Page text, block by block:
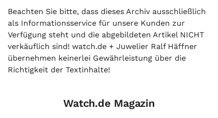
Beachten Sie bitte, dass dieses Archiv ausschließlich
als Informationsservice für unsere Kunden zur
Verfügung steht und die abgebildeten Artikel NICHT
verkäuflich sind! watch.de + Juwelier Ralf Häffner
übernehmen keinerlei Gewährleistung über die
Richtigkeit der Textinhalte!
Watch.de Magazin